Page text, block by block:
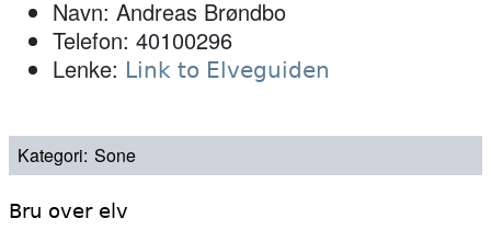
Navn: Andreas Brøndbo
Telefon: 40100296
Lenke: Link to Elveguiden
Kategori Sone
Bru over elv